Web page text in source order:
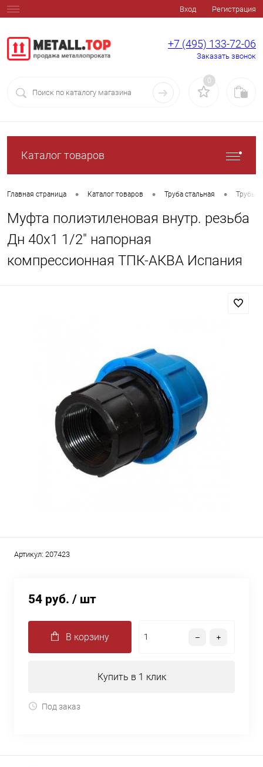
Вход Регистрация
+7 (495) 133-72-06
Заказать звонок
0
Каталог товаров
Главная страница • Каталог товаров • Труба стальная • Трубы
Муфта полиэтиленовая внутр. резьба
Дн 40х1 1/2" напорная
компрессионная ТПК-АКВА Испания
Артикул: 207423
54 руб. / шт
В корзину
Купить в 1 клик
Под заказ